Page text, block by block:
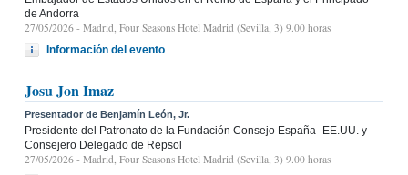
de Andorra
27/05/2026 - Madrid, Four Seasons Hotel Madrid (Sevilla, 3) 9.00 horas
Información del evento
Josu Jon Imaz
Presentador de Benjamín León, Jr.
Presidente del Patronato de la Fundación Consejo España–EE.UU. y
Consejero Delegado de Repsol
27/05/2026 - Madrid, Four Seasons Hotel Madrid (Sevilla, 3) 9.00 horas